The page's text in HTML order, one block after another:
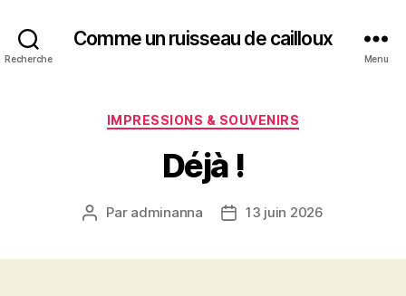
Recherche
Comme un ruisseau de cailloux
Menu
Catégories
IMPRESSIONS & SOUVENIRS
Déjà !
Auteur
Par adminanna
Date13 juin 2026